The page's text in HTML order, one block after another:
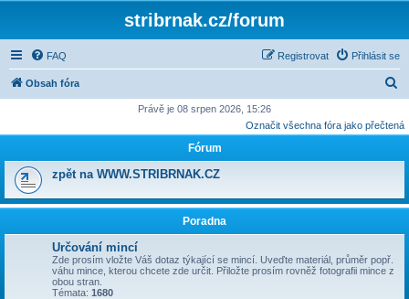
stribrnak.cz/forum
FAQ Přihlásit se
Registrovat
Obsah fóra
e
Právě je 08 srpen 2026, 15:26
Označit všechna fóra jako přečtená
Fórum
zpět na WWW.STRIBRNAK.CZ
Poradna
Určování mincí
Zde prosím vložte Váš dotaz týkající se mincí. Uveďte materiál, průměr popř.
váhu mince, kterou chcete zde určit. Přiložte prosím rovněž fotografii mince z
obou stran.
Témata: 1680